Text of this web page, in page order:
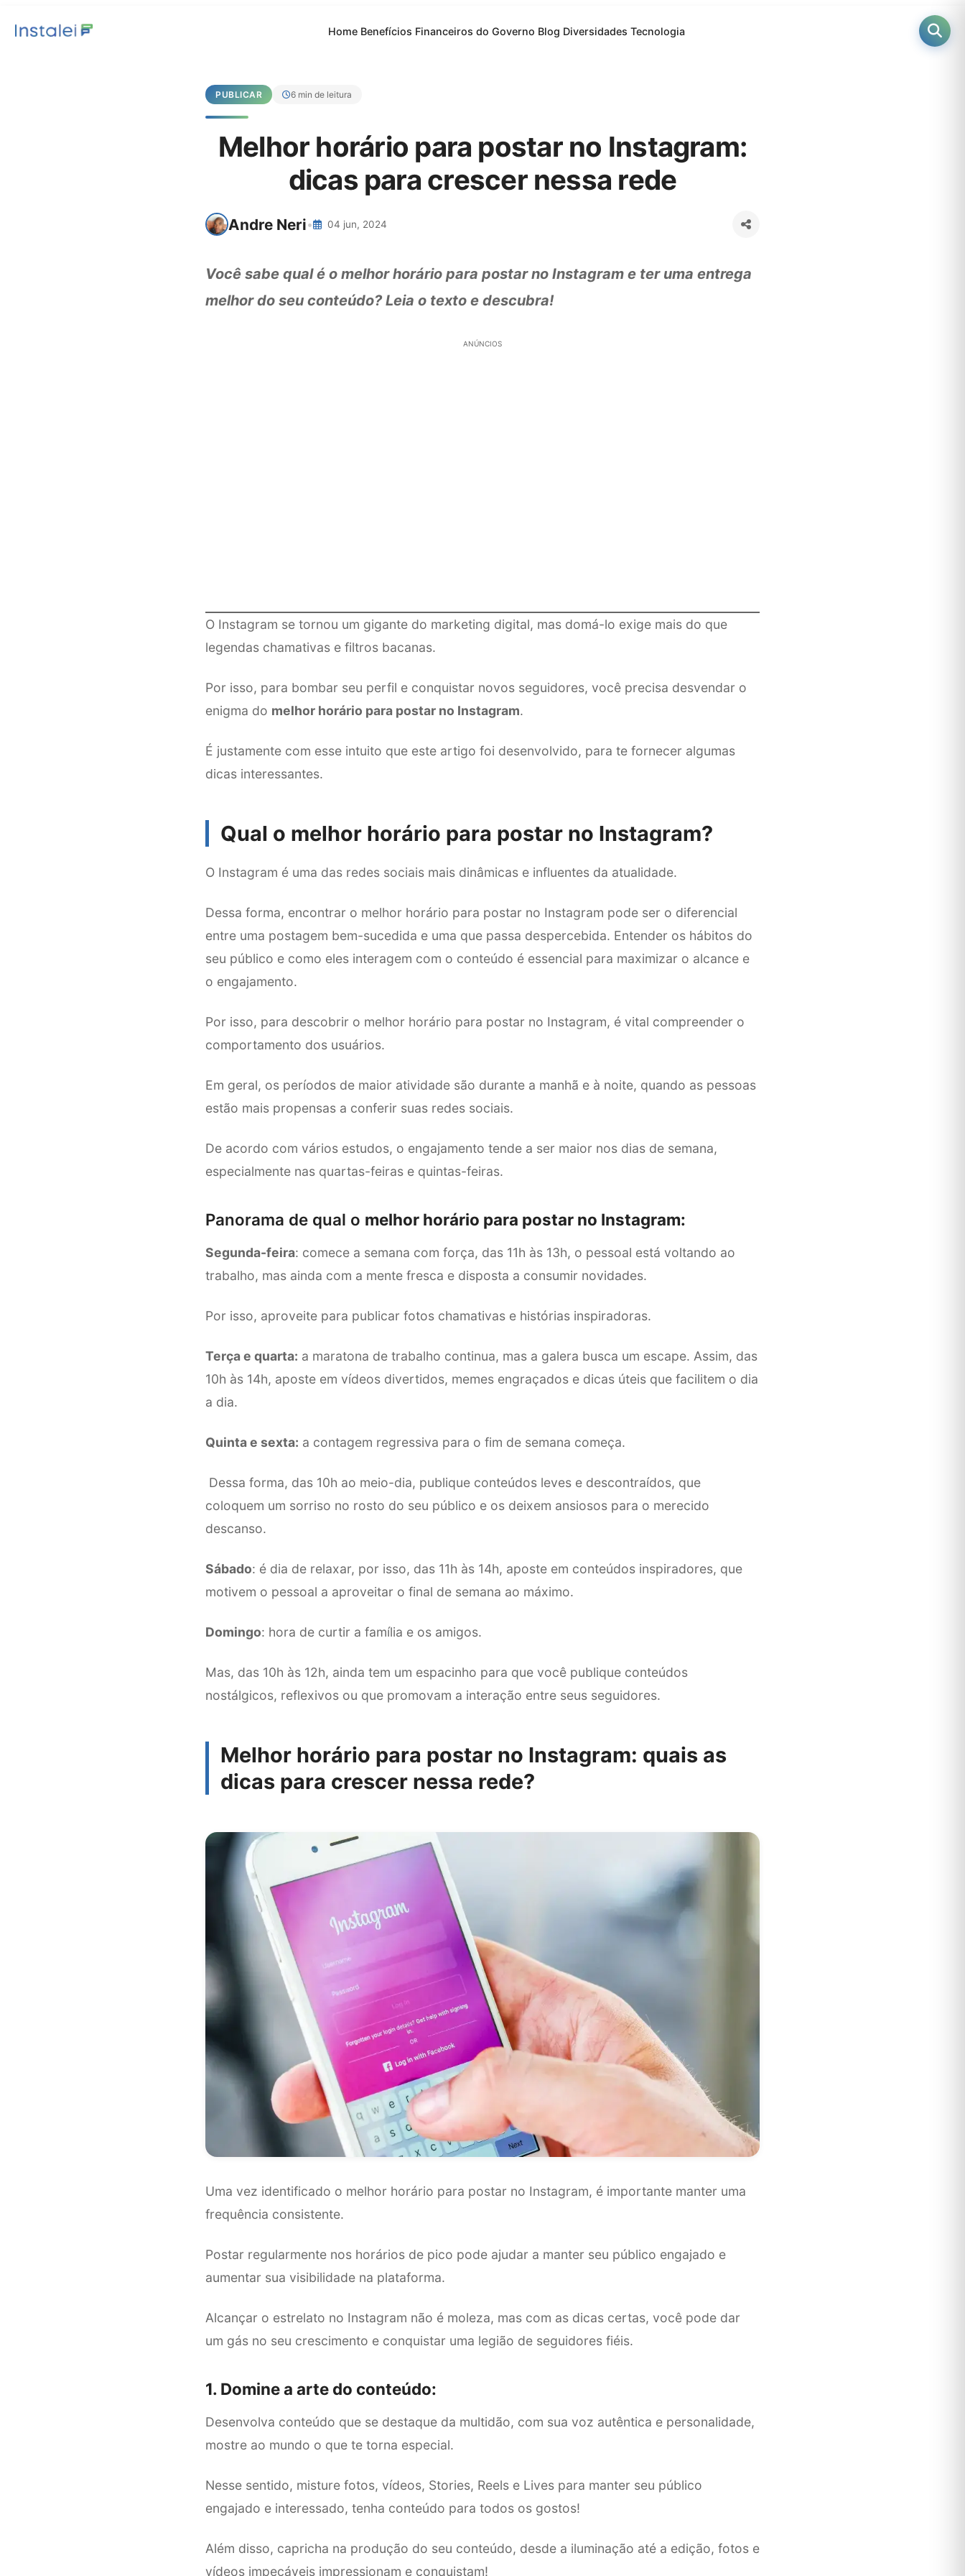
Home Benefícios Financeiros do Governo Blog Diversidades Tecnologia
PUBLICAR 6 min de leitura
Melhor horário para postar no Instagram:
dicas para crescer nessa rede
Andre Neri• 04 jun, 2024
Você sabe qual é o melhor horário para postar no Instagram e ter uma entrega
melhor do seu conteúdo? Leia o texto e descubra!
ANÚNCIOS
O Instagram se tornou um gigante do marketing digital, mas domá-lo exige mais do que
legendas chamativas e filtros bacanas.
Por isso, para bombar seu perfil e conquistar novos seguidores, você precisa desvendar o
enigma do melhor horário para postar no Instagram.
É justamente com esse intuito que este artigo foi desenvolvido, para te fornecer algumas
dicas interessantes.
Qual o melhor horário para postar no Instagram?
O Instagram é uma das redes sociais mais dinâmicas e influentes da atualidade.
Dessa forma, encontrar o melhor horário para postar no Instagram pode ser o diferencial
entre uma postagem bem-sucedida e uma que passa despercebida. Entender os hábitos do
seu público e como eles interagem com o conteúdo é essencial para maximizar o alcance e
o engajamento.
Por isso, para descobrir o melhor horário para postar no Instagram, é vital compreender o
comportamento dos usuários.
Em geral, os períodos de maior atividade são durante a manhã e à noite, quando as pessoas
estão mais propensas a conferir suas redes sociais.
De acordo com vários estudos, o engajamento tende a ser maior nos dias de semana,
especialmente nas quartas-feiras e quintas-feiras.
Panorama de qual o melhor horário para postar no Instagram:
Segunda-feira: comece a semana com força, das 11h às 13h, o pessoal está voltando ao
trabalho, mas ainda com a mente fresca e disposta a consumir novidades.
Por isso, aproveite para publicar fotos chamativas e histórias inspiradoras.
Terça e quarta: a maratona de trabalho continua, mas a galera busca um escape. Assim, das
10h às 14h, aposte em vídeos divertidos, memes engraçados e dicas úteis que facilitem o dia
a dia.
Quinta e sexta: a contagem regressiva para o fim de semana começa.
Dessa forma, das 10h ao meio-dia, publique conteúdos leves e descontraídos, que
coloquem um sorriso no rosto do seu público e os deixem ansiosos para o merecido
descanso.
Sábado: é dia de relaxar, por isso, das 11h às 14h, aposte em conteúdos inspiradores, que
motivem o pessoal a aproveitar o final de semana ao máximo.
Domingo: hora de curtir a família e os amigos.
Mas, das 10h às 12h, ainda tem um espacinho para que você publique conteúdos
nostálgicos, reflexivos ou que promovam a interação entre seus seguidores.
Melhor horário para postar no Instagram: quais as
dicas para crescer nessa rede?
Uma vez identificado o melhor horário para postar no Instagram, é importante manter uma
frequência consistente.
Postar regularmente nos horários de pico pode ajudar a manter seu público engajado e
aumentar sua visibilidade na plataforma.
Alcançar o estrelato no Instagram não é moleza, mas com as dicas certas, você pode dar
um gás no seu crescimento e conquistar uma legião de seguidores fiéis.
1. Domine a arte do conteúdo:
Desenvolva conteúdo que se destaque da multidão, com sua voz autêntica e personalidade,
mostre ao mundo o que te torna especial.
Nesse sentido, misture fotos, vídeos, Stories, Reels e Lives para manter seu público
engajado e interessado, tenha conteúdo para todos os gostos!
Além disso, capricha na produção do seu conteúdo, desde a iluminação até a edição, fotos e
vídeos impecáveis impressionam e conquistam!